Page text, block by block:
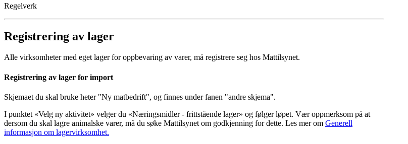
Regelverk
Registrering av lager
Alle virksomheter med eget lager for oppbevaring av varer, må registrere seg hos Mattilsynet.
Registrering av lager for import
Skjemaet du skal bruke heter "Ny matbedrift", og finnes under fanen "andre skjema".
I punktet «Velg ny aktivitet» velger du «Næringsmidler - frittstående lager» og følger løpet. Vær oppmerksom på at
dersom du skal lagre animalske varer, må du søke Mattilsynet om godkjenning for dette. Les mer om Generell
informasjon om lagervirksomhet.